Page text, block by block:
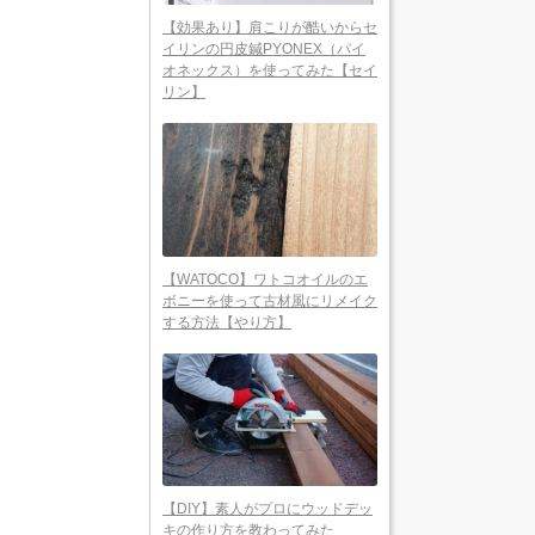
【効果あり】肩こりが酷いからセ
イリンの円皮鍼PYONEX（パイ
オネックス）を使ってみた【セイ
リン】
【WATOCO】ワトコオイルのエ
ボニーを使って古材風にリメイク
する方法【やり方】
【DIY】素人がプロにウッドデッ
キの作り方を教わってみた